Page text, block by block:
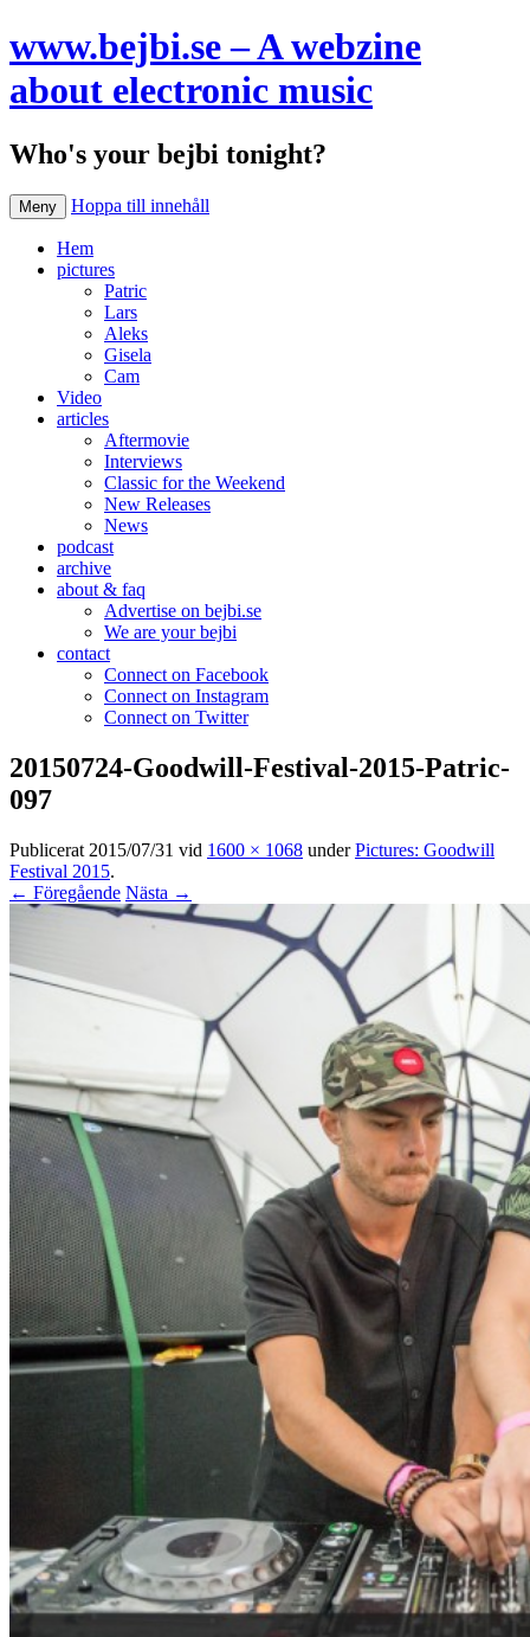
www.bejbi.se – A webzine
about electronic music
Who's your bejbi tonight?
Meny Hoppa till innehåll
Hem
pictures
Patric
Lars
Aleks
Gisela
Cam
Video
articles
Aftermovie
Interviews
Classic for the Weekend
New Releases
News
podcast
archive
about & faq
Advertise on bejbi.se
We are your bejbi
contact
Connect on Facebook
Connect on Instagram
Connect on Twitter
20150724-Goodwill-Festival-2015-Patric-
097
Publicerat 2015/07/31 vid 1600 × 1068 underPictures: Goodwill
Festival 2015.
← Föregående Nästa →